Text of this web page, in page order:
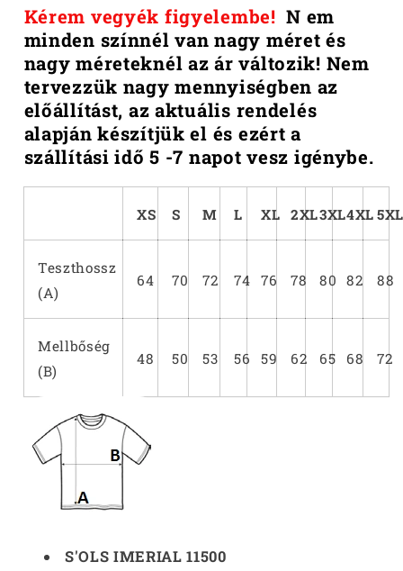
Kérem vegyék figyelembe!N em
minden színnél van nagy méret és
nagy méreteknél az ár változik! Nem
tervezzük nagy mennyiségben az
előállítást, az aktuális rendelés
alapján készítjük el és ezért a
szállítási idő 5 -7 napot vesz igénybe.
XS S M L XL 2XL3XL4XL 5XL
Teszthossz
(A)
64 70 72 74 76 78 80 82 88
Mellbőség
(B)
48 50 53 56 59 62 65 68 72
S'OLS IMERIAL 11500